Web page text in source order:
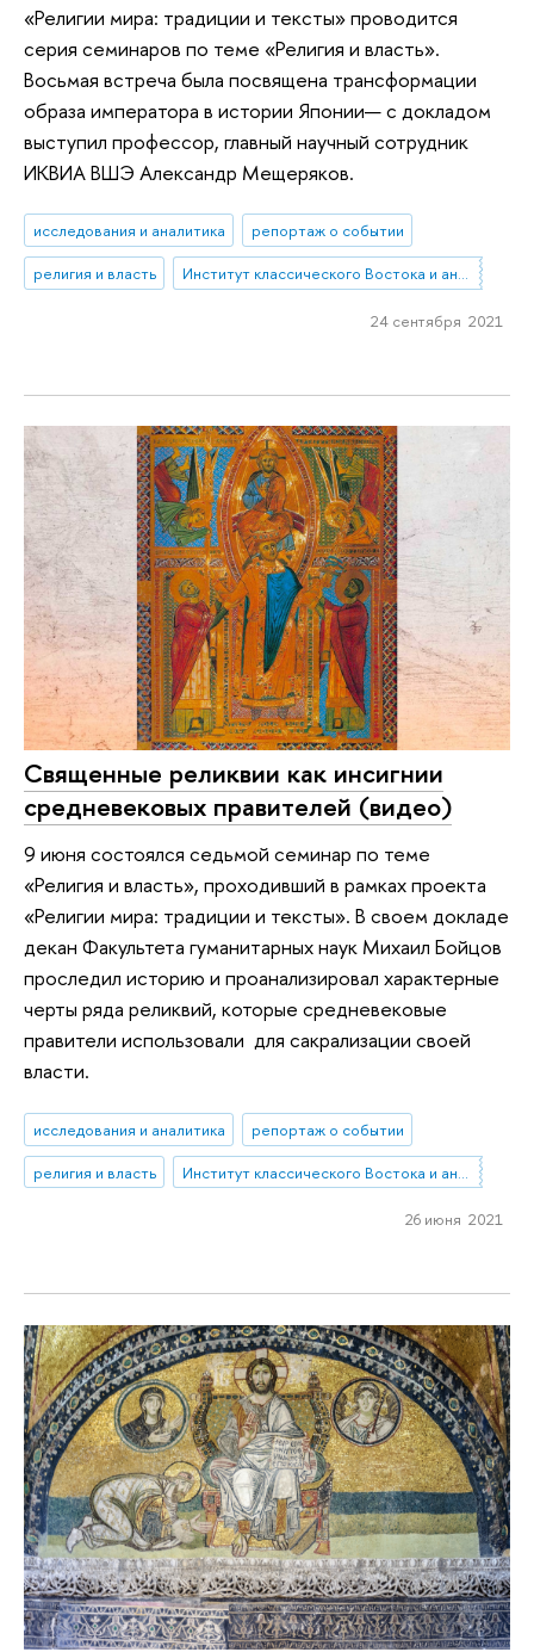
«Религии мира: традиции и тексты» проводится
серия семинаров по теме «Религия и власть».
Восьмая встреча была посвящена трансформации
образа императора в истории Японии— с докладом
выступил профессор, главный научный сотрудник
ИКВИА ВШЭ Александр Мещеряков.
исследования и аналитика
репортаж о событии
религия и власть
Институт классического Востока и античности
24 сентября 2021
Священные реликвии как инсигнии
средневековых правителей (видео)
9 июня состоялся седьмой семинар по теме
«Религия и власть», проходивший в рамках проекта
«Религии мира: традиции и тексты». В своем докладе
декан Факультета гуманитарных наук Михаил Бойцов
проследил историю и проанализировал характерные
черты ряда реликвий, которые средневековые
правители использовали для сакрализации своей
власти.
исследования и аналитика
репортаж о событии
религия и власть
26 июня 2021